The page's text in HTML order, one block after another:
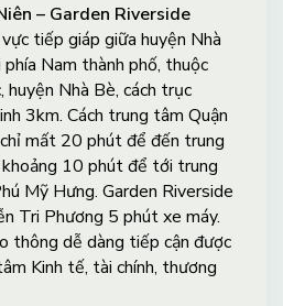
– Garden Riverside
tiếp giáp giữa huyện Nhà
Nam thành phố, thuộc
huyện Nhà Bè, cách trục
3km. Cách trung tâm Quận
mất 20 phút để đến trung
10 phút để tới trung
Mỹ Hưng. Garden Riverside
Tri Phương 5 phút xe máy.
thông dễ dàng tiếp cận được
Kinh tế, tài chính, thương